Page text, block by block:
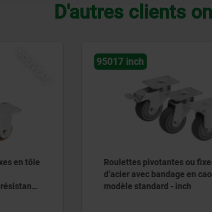
D'autres clients
NOUVEAU
Roulettes pivotantes ou fixes en tôle
d’acier avec bandage en caoutchouc,
modèle standard - inch